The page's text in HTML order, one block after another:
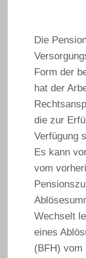
Die
Form der
hat der
die zur
Verfügung
Es kann
vom
Wechselt
eines
(BFH) vom